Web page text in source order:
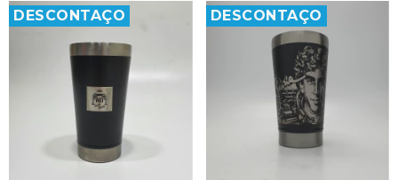
DESCONTAÇO DESCONTAÇO